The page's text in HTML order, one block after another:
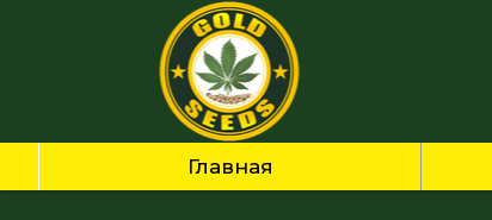
Главная